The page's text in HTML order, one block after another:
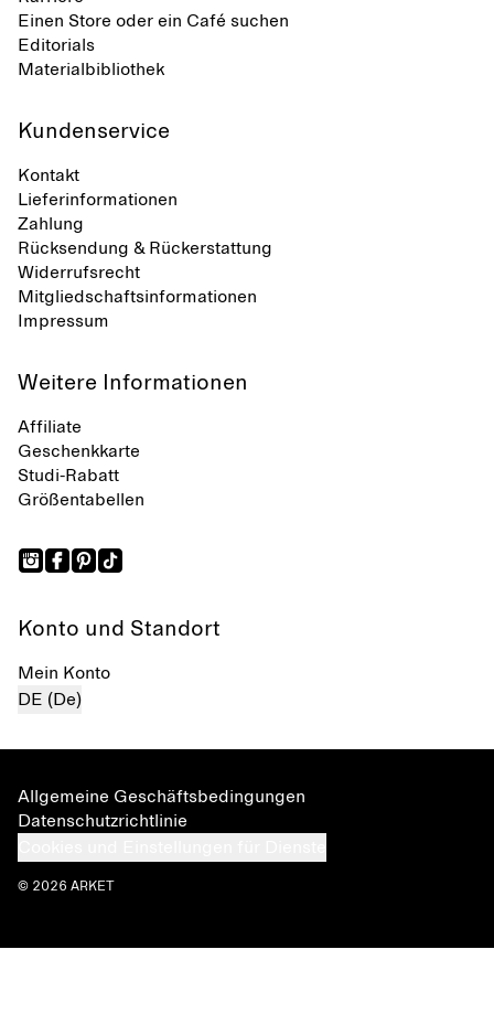
Einen Store oder ein Café suchen
Editorials
Materialbibliothek
Kundenservice
Kontakt
Lieferinformationen
Zahlung
Rücksendung & Rückerstattung
Widerrufsrecht
Mitgliedschaftsinformationen
Impressum
Weitere Informationen
Affiliate
Geschenkkarte
Studi-Rabatt
Größentabellen
Konto und Standort
Mein Konto
DE (De)
Allgemeine Geschäftsbedingungen
Datenschutzrichtlinie
© 2026 ARKET